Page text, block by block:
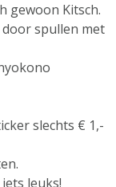
gewoon Kitsch.
spullen met
slechts € 1,-
leuks!